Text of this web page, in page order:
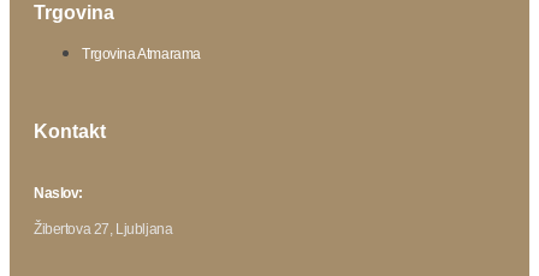
Trgovina
Trgovina Atmarama
Kontakt
Naslov:
Žibertova 27, Ljubljana